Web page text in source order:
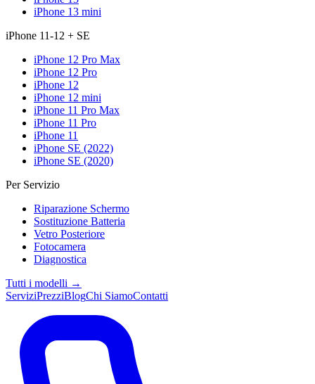
iPhone 13 mini
iPhone 11-12 + SE
iPhone 12 Pro Max
iPhone 12 Pro
iPhone 12
iPhone 12 mini
iPhone 11 Pro Max
iPhone 11 Pro
iPhone 11
iPhone SE (2022)
iPhone SE (2020)
Per Servizio
Riparazione Schermo
Sostituzione Batteria
Vetro Posteriore
Fotocamera
Diagnostica
Tutti i modelli →
ServiziPrezziBlogChi SiamoContatti